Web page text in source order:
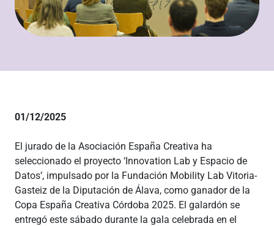
01/12/2025
El jurado de la Asociación España Creativa ha
seleccionado el proyecto ‘Innovation Lab y Espacio de
Datos’, impulsado por la Fundación Mobility Lab Vitoria-
Gasteiz de la Diputación de Álava, como ganador de la
Copa España Creativa Córdoba 2025. El galardón se
entregó este sábado durante la gala celebrada en el